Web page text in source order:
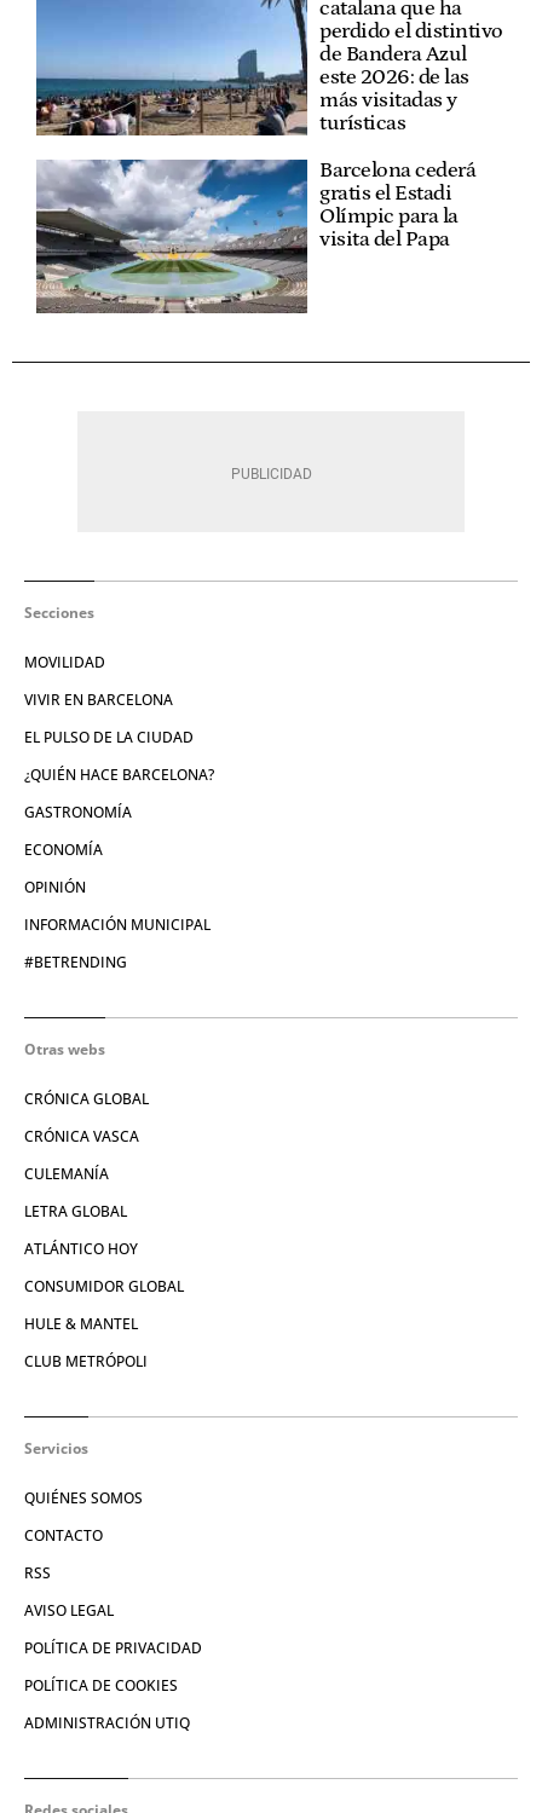
catalana que ha
perdido el distintivo
de Bandera Azul
este 2026: de las
más visitadas y
turísticas
Barcelona cederá
gratis el Estadi
Olímpic para la
visita del Papa
Secciones
MOVILIDAD
VIVIR EN BARCELONA
EL PULSO DE LA CIUDAD
¿QUIÉN HACE BARCELONA?
GASTRONOMÍA
ECONOMÍA
OPINIÓN
INFORMACIÓN MUNICIPAL
#BETRENDING
Otras webs
CRÓNICA GLOBAL
CRÓNICA VASCA
CULEMANÍA
LETRA GLOBAL
ATLÁNTICO HOY
CONSUMIDOR GLOBAL
HULE & MANTEL
CLUB METRÓPOLI
Servicios
QUIÉNES SOMOS
CONTACTO
RSS
AVISO LEGAL
POLÍTICA DE PRIVACIDAD
POLÍTICA DE COOKIES
ADMINISTRACIÓN UTIQ